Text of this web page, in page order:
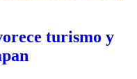
turismo y